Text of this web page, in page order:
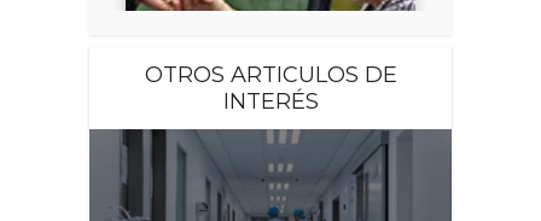
OTROS ARTICULOS DE
INTERÉS